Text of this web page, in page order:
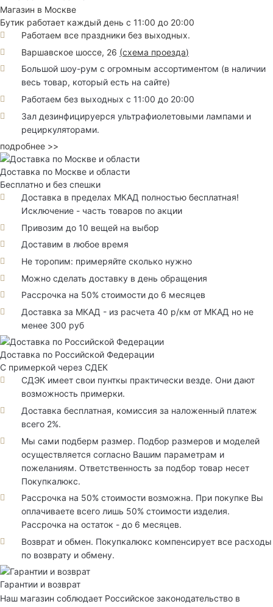
Магазин в Москве
Бутик работает каждый день с 11:00 до 20:00
Работаем все праздники без выходных.
Варшавское шоссе, 26 (схема проезда)
Большой шоу-рум с огромным ассортиментом (в наличии
весь товар, который есть на сайте)
Работаем без выходных с 11:00 до 20:00
Зал дезинфицируерся ультрафиолетовыми лампами и
рециркуляторами.
подробнее >>
Доставка по Москве и области
Бесплатно и без спешки
Доставка в пределах МКАД полностью бесплатная!
Исключение - часть товаров по акции
Привозим до 10 вещей на выбор
Доставим в любое время
Не торопим: примеряйте сколько нужно
Можно сделать доставку в день обращения
Рассрочка на 50% стоимости до 6 месяцев
Доставка за МКАД - из расчета 40 р/км от МКАД но не
менее 300 руб
Доставка по Российской Федерации
С примеркой через СДЕК
СДЭК имеет свои пунткы практически везде. Они дают
возможность примерки.
Доставка бесплатная, комиссия за наложенный платеж
всего 2%.
Мы сами подберм размер. Подбор размеров и моделей
осуществляется согласно Вашим параметрам и
пожеланиям. Ответственность за подбор товар несет
Покупкалюкс.
Рассрочка на 50% стоимости возможна. При покупке Вы
оплачиваете всего лишь 50% стоимости изделия.
Рассрочка на остаток - до 6 месяцев.
Возврат и обмен. Покупкалюкс компенсирует все расходы
по возврату и обмену.
Гарантии и возврат
Наш магазин соблюдает Российское законодательство в